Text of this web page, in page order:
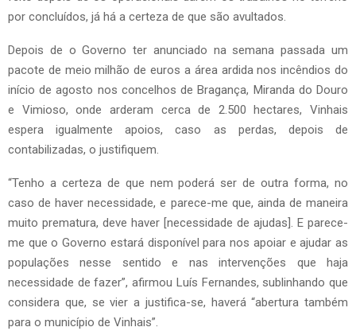
por concluídos, já há a certeza de que são avultados.
Depois de o Governo ter anunciado na semana passada um
pacote de meio milhão de euros a área ardida nos incêndios do
início de agosto nos concelhos de Bragança, Miranda do Douro
e Vimioso, onde arderam cerca de 2.500 hectares, Vinhais
espera igualmente apoios, caso as perdas, depois de
contabilizadas, o justifiquem.
“Tenho a certeza de que nem poderá ser de outra forma, no
caso de haver necessidade, e parece-me que, ainda de maneira
muito prematura, deve haver [necessidade de ajudas]. E parece-
me que o Governo estará disponível para nos apoiar e ajudar as
populações nesse sentido e nas intervenções que haja
necessidade de fazer”, afirmou Luís Fernandes, sublinhando que
considera que, se vier a justifica-se, haverá “abertura também
para o município de Vinhais”.